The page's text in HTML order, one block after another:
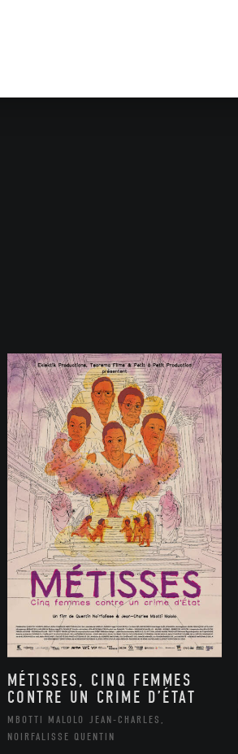
MÉTISSES, CINQ FEMMES
CONTRE UN CRIME D’ÉTAT
MBOTTI MALOLO JEAN-CHARLES,
NOIRFALISSE QUENTIN